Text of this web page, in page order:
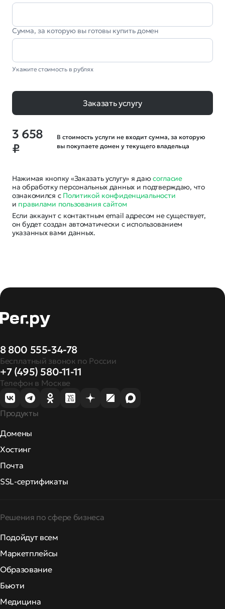
Сумма, за которую вы готовы купить домен
Укажите стоимость в рублях
Заказать услугу
3 658
₽
В стоимость услуги не входит сумма, за которую
вы покупаете домен у текущего владельца
Нажимая кнопку «Заказать услугу» я даюсогласие
на обработку персональных данных и подтверждаю, что
ознакомился с Политикой конфиденциальности
и правилами пользования сайтом
Если аккаунт с контактным email адресом не существует,
он будет создан автоматически с использованием
указанных вами данных.
8 800 555-34-78
Бесплатный звонок по России
+7 (495) 580-11-11
Телефон в Москве
Продукты
Домены
Хостинг
Почта
SSL-сертификаты
Решения по сфере бизнеса
Подойдут всем
Маркетплейсы
Образование
Бьюти
Медицина